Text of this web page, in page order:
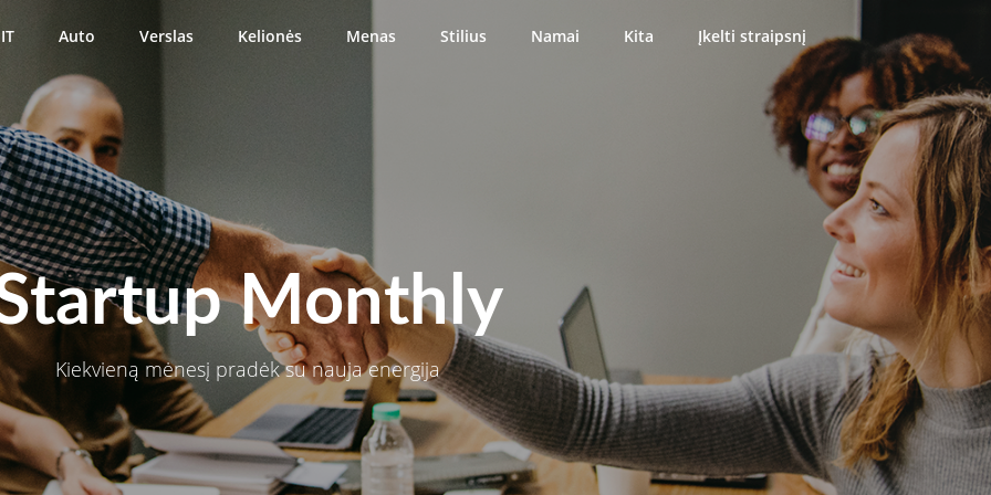
IT Auto Verslas Kelionės Menas Stilius Namai Kita Įkelti straipsnį
Monthly
Kiekvieną mėnesį pradėk su nauja energija